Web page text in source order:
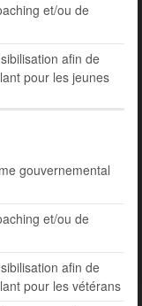
et/ou de
afin de
pour les jeunes
gouvernemental
et/ou de
afin de
pour les vétérans